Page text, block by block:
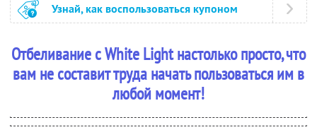
Узнай, как воспользоваться купоном
Отбеливание с White Light настолько просто, что
вам не составит труда начать пользоваться им в
любой момент!